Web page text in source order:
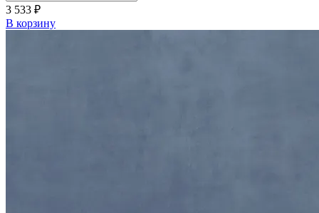
3 533 ₽
В корзину